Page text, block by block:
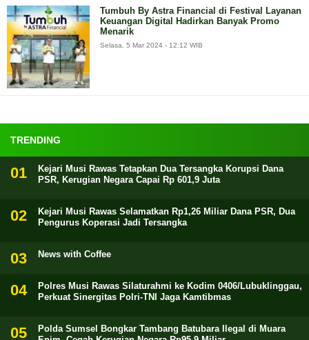
TRENDING
Kejari Musi Rawas Tetapkan Dua Tersangka Korupsi Dana
PSR, Kerugian Negara Capai Rp 601,9 Juta
Kejari Musi Rawas Selamatkan Rp1,26 Miliar Dana PSR, Dua
Pengurus Koperasi Jadi Tersangka
News with Coffee
Polres Musi Rawas Silaturahmi ke Kodim 0406/Lubuklinggau,
Perkuat Sinergitas Polri-TNI Jaga Kamtibmas
Polda Sumsel Bongkar Tambang Batubara Ilegal di Muara
Tumbuh By Astra Financial di Festival Layanan
Keuangan Digital Hadirkan Banyak Promo
Menarik
Selasa, 5 Mar 2024 - 12:12 WIB